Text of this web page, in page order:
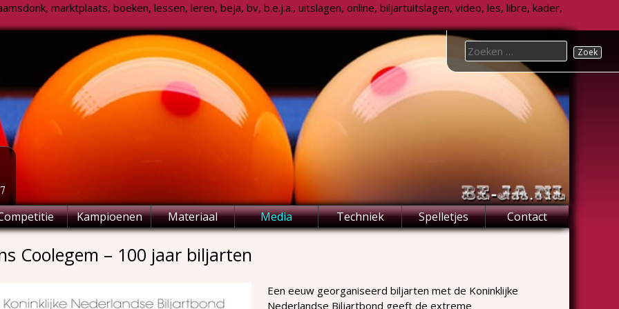
marktplaats, boeken, lessen, leren, beja, bv, b.e.j.a., uitslagen, online, biljartuitslagen, video, les, libre, kader,
Kampioenen Materiaal Media Techniek Spelletjes Contact
Search
for:
Coolegem – 100 jaar biljarten
Een eeuw georganiseerd biljarten met de Koninklijke
Nederlandse Biljartbond geeft de extreme